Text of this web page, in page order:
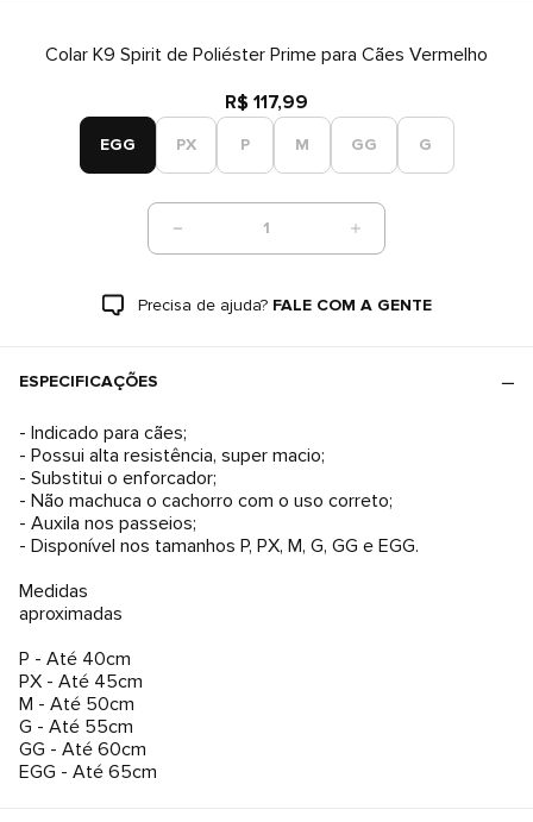
Colar K9 Spirit de Poliéster Prime para Cães Vermelho
R$ 117,99
EGG PX P M GG G
1
Precisa de ajuda? FALE COM A GENTE
ESPECIFICAÇÕES
- Indicado para cães;
- Possui alta resistência, super macio;
- Substitui o enforcador;
- Não machuca o cachorro com o uso correto;
- Auxila nos passeios;
- Disponível nos tamanhos P, PX, M, G, GG e EGG.
Medidas
aproximadas
P - Até 40cm
PX - Até 45cm
M - Até 50cm
G - Até 55cm
GG - Até 60cm
EGG - Até 65cm